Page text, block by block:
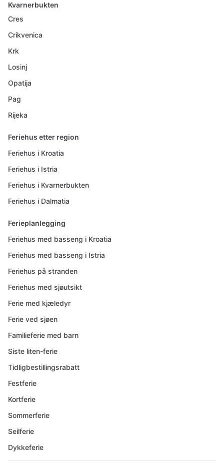
Kvarnerbukten
Cres
Crikvenica
Krk
Losinj
Opatija
Pag
Rijeka
Feriehus etter region
Feriehus i Kroatia
Feriehus i Istria
Feriehus i Kvarnerbukten
Feriehus i Dalmatia
Ferieplanlegging
Feriehus med basseng i Kroatia
Feriehus med basseng i Istria
Feriehus på stranden
Feriehus med sjøutsikt
Ferie med kjæledyr
Ferie ved sjøen
Familieferie med barn
Siste liten-ferie
Tidligbestillingsrabatt
Festferie
Kortferie
Sommerferie
Seilferie
Dykkeferie